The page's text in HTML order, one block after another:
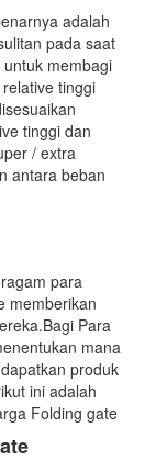
adalah
pada saat
membagi
tinggi
tinggi dan
/ extra
antara beban
para
memberikan
Para
mana
produk
ini adalah
Folding gate